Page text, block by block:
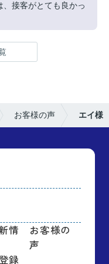
、接客がとても良かっ
お客様の声 エイ様
情
お客様の
声
録